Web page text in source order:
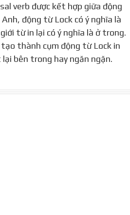
verb được kết hợp giữa động
động từ Lock có ý nghĩa là
từ in lại có ý nghĩa là ở trong.
thành cụm động từ Lock in
bên trong hay ngăn ngặn.